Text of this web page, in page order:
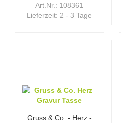
Art.Nr.: 108361
Lieferzeit: 2 - 3 Tage
Gruss & Co. - Herz -